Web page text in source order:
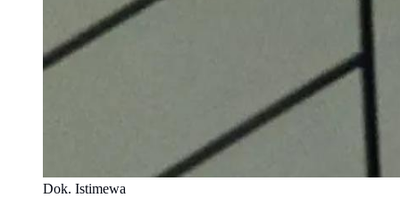
Dok. Istimewa